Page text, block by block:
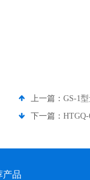
上一篇： GS-1
下一篇：
产品